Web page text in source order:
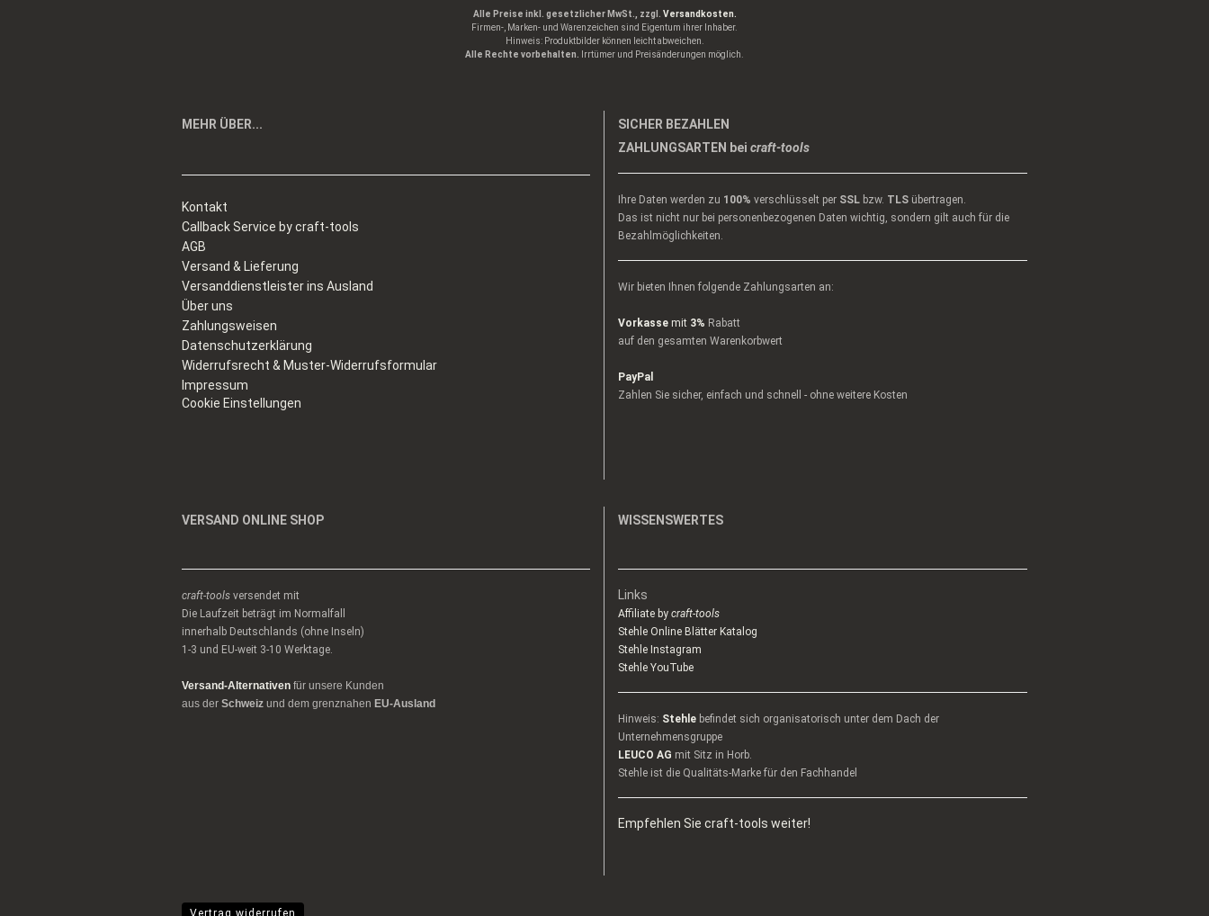
Alle Preise inkl. gesetzlicher MwSt., zzgl. Versandkosten.
Firmen-, Marken- und Warenzeichen sind Eigentum ihrer Inhaber.
Hinweis: Produktbilder können leicht abweichen.
Alle Rechte vorbehalten. Irrtümer und Preisänderungen möglich.
MEHR ÜBER...
Kontakt
Callback Service by craft-tools
AGB
Versand & Lieferung
Versanddienstleister ins Ausland
Über uns
Zahlungsweisen
Datenschutzerklärung
Widerrufsrecht & Muster-Widerrufsformular
Impressum
Cookie Einstellungen
SICHER BEZAHLEN
ZAHLUNGSARTEN bei craft-tools
Ihre Daten werden zu 100% verschlüsselt per SSL bzw. TLS übertragen.
Das ist nicht nur bei personenbezogenen Daten wichtig, sondern gilt auch für die
Bezahlmöglichkeiten.
Wir bieten Ihnen folgende Zahlungsarten an:
Vorkasse mit 3% Rabatt
auf den gesamten Warenkorbwert
PayPal
Zahlen Sie sicher, einfach und schnell - ohne weitere Kosten
VERSAND ONLINE SHOP
craft-tools versendet mit
Die Laufzeit beträgt im Normalfall
innerhalb Deutschlands (ohne Inseln)
1-3 und EU-weit 3-10 Werktage.
Versand-Alternativen für unsere Kunden
aus der Schweiz und dem grenznahen EU-Ausland
WISSENSWERTES
Links
Affiliate by craft-tools
Stehle Online Blätter Katalog
Stehle Instagram
Stehle YouTube
Hinweis: Stehle befindet sich organisatorisch unter dem Dach der
Unternehmensgruppe
LEUCO AG mit Sitz in Horb.
Stehle ist die Qualitäts-Marke für den Fachhandel
Empfehlen Sie craft-tools weiter!